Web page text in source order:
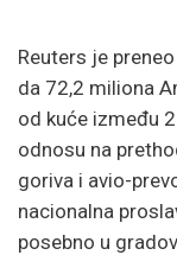
Reuters je
da 72,2 miliona
od kuće između
odnosu na
goriva i avio-
nacionalna
posebno u